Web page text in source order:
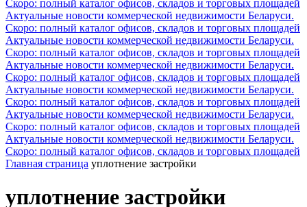
Скоро: полный каталог офисов, складов и торговых площадей
Актуальные новости коммерческой недвижимости Беларуси.
Скоро: полный каталог офисов, складов и торговых площадей
Актуальные новости коммерческой недвижимости Беларуси.
Скоро: полный каталог офисов, складов и торговых площадей
Актуальные новости коммерческой недвижимости Беларуси.
Скоро: полный каталог офисов, складов и торговых площадей
Актуальные новости коммерческой недвижимости Беларуси.
Скоро: полный каталог офисов, складов и торговых площадей
Актуальные новости коммерческой недвижимости Беларуси.
Скоро: полный каталог офисов, складов и торговых площадей
Актуальные новости коммерческой недвижимости Беларуси.
Скоро: полный каталог офисов, складов и торговых площадей
Главная страница уплотнение застройки
уплотнение застройки